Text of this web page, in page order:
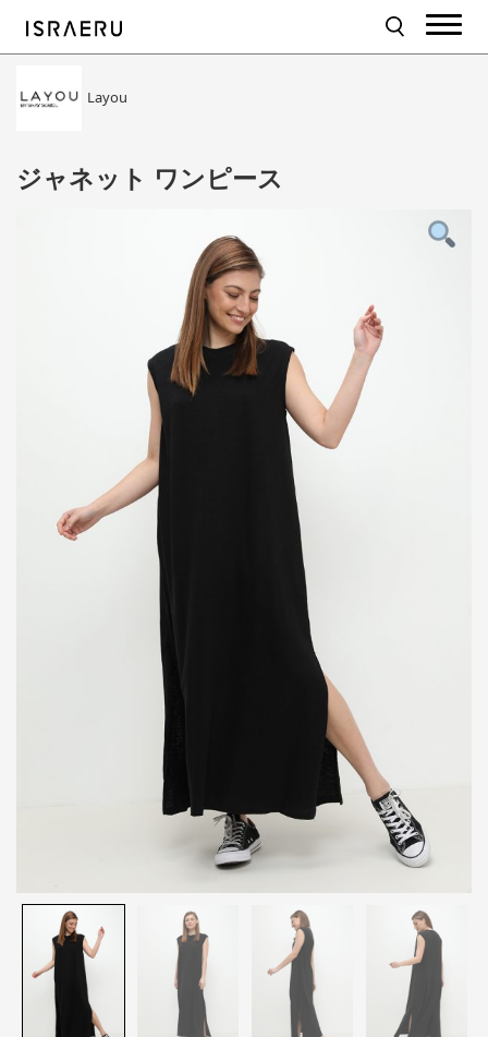
Layou
ジャネット ワンピース